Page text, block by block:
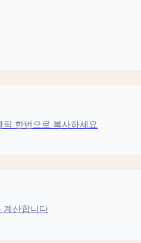
한번으로 복사하세요
계산합니다